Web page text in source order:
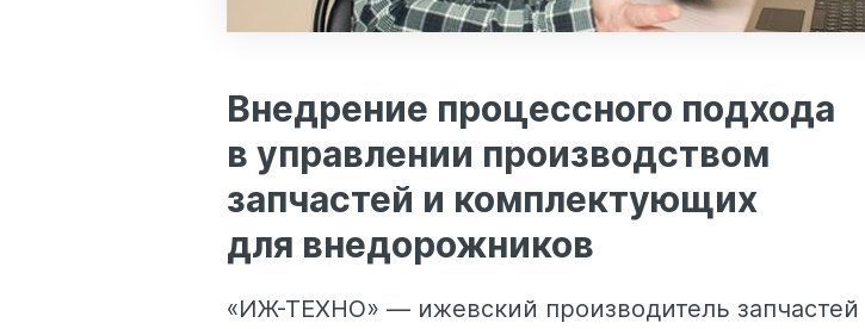
Внедрение процессного подхода
в управлении производством
запчастей и комплектующих
для внедорожников
«ИЖ-ТЕХНО» — ижевский производитель запчастей